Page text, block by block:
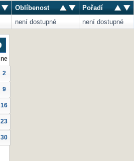
Oblíbenost
Pořadí
není dostupné není dostupné
ne
2
9
16
23
30